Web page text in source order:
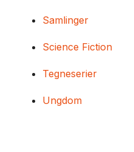
Samlinger
Science Fiction
Tegneserier
Ungdom